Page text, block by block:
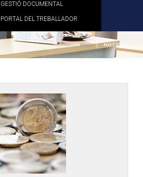
GESTIÓ DOCUMENTAL
PORTAL DEL TREBALLADOR
INICI NOTÍCIES